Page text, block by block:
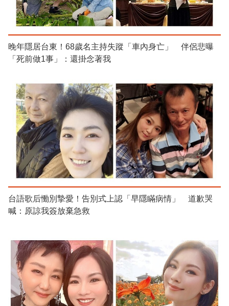
晚年隱居台東！68歲名主持失蹤「車內身亡」 伴侶悲曝
「死前做1事」：還掛念著我
台語歌后慟別摯愛！告別式上認「早隱瞞病情」 道歉哭
喊：原諒我簽放棄急救